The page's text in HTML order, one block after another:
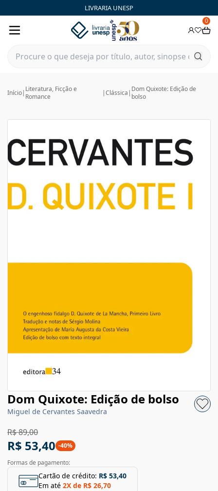
LIVRARIA UNESP
0
Início| Literatura, Ficção e
Romance
|Clássica | Dom Quixote: Edição de
bolso
Dom Quixote: Edição de bolso
Miguel de Cervantes Saavedra
R$ 89,00
R$ 53,40 -40%
Formas de pagamento:
Cartão de crédito: R$ 53,40
Em até 2X de R$ 26,70